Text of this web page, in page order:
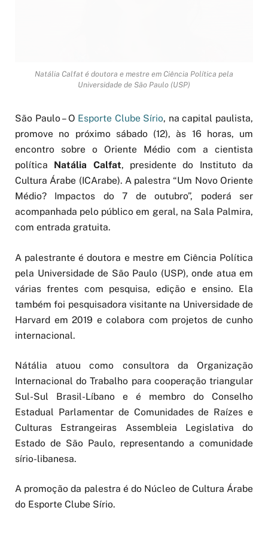
Natália Calfat é doutora e mestre em Ciência Política pela
Universidade de São Paulo (USP)
São Paulo – O Esporte Clube Sírio, na capital paulista,
promove no próximo sábado (12), às 16 horas, um
encontro sobre o Oriente Médio com a cientista
política Natália Calfat, presidente do Instituto da
Cultura Árabe (ICArabe). A palestra “Um Novo Oriente
Médio? Impactos do 7 de outubro”, poderá ser
acompanhada pelo público em geral, na Sala Palmira,
com entrada gratuita.
A palestrante é doutora e mestre em Ciência Política
pela Universidade de São Paulo (USP), onde atua em
várias frentes com pesquisa, edição e ensino. Ela
também foi pesquisadora visitante na Universidade de
Harvard em 2019 e colabora com projetos de cunho
internacional.
Nátália atuou como consultora da Organização
Internacional do Trabalho para cooperação triangular
Sul-Sul Brasil-Líbano e é membro do Conselho
Estadual Parlamentar de Comunidades de Raízes e
Culturas Estrangeiras Assembleia Legislativa do
Estado de São Paulo, representando a comunidade
sírio-libanesa.
A promoção da palestra é do Núcleo de Cultura Árabe
do Esporte Clube Sírio.